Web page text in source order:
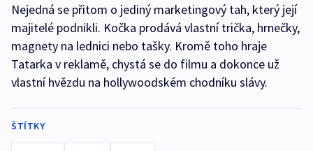
Nejedná se přitom o jediný marketingový tah, který její
majitelé podnikli. Kočka prodává vlastní trička, hrnečky,
magnety na lednici nebo tašky. Kromě toho hraje
Tatarka v reklamě, chystá se do filmu a dokonce už
vlastní hvězdu na hollywoodském chodníku slávy.
ŠTÍTKY